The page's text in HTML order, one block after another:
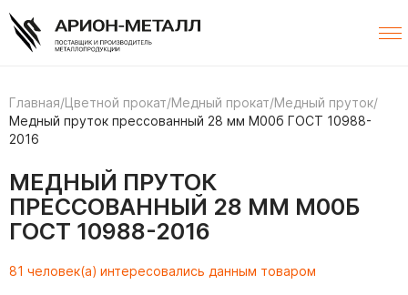
Главная/Цветной прокат/Медный прокат/Медный пруток/
Медный пруток прессованный 28 мм М00б ГОСТ 10988-
2016
МЕДНЫЙ ПРУТОК
ПРЕССОВАННЫЙ 28 ММ М00Б
ГОСТ 10988-2016
81 человек(а) интересовались данным товаром